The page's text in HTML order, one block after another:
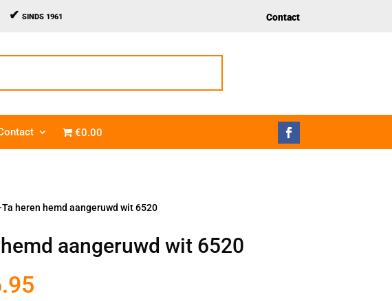
✔SINDS 1961 Contact
€0.00
Ta heren hemd aangeruwd wit 6520
aangeruwd wit 6520